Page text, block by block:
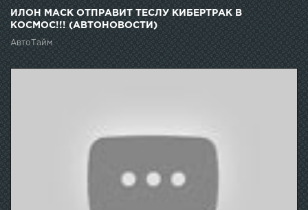
ИЛОН МАСК ОТПРАВИТ ТЕСЛУ КИБЕРТРАК В
КОСМОС!!! (АВТОНОВОСТИ)
АвтоТайм